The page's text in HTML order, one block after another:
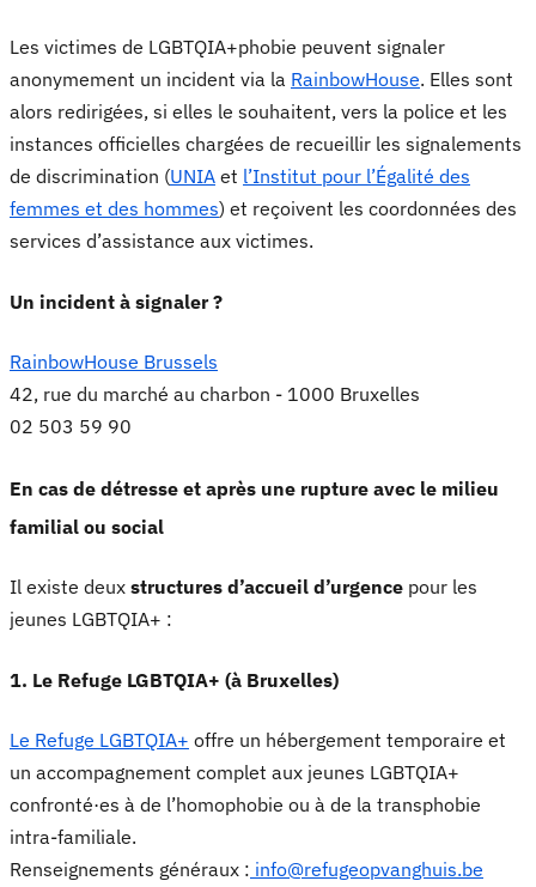
Les victimes de LGBTQIA+phobie peuvent signaler
anonymement un incident via la RainbowHouse. Elles sont
alors redirigées, si elles le souhaitent, vers la police et les
instances officielles chargées de recueillir les signalements
de discrimination (UNIA et l’Institut pour l’Égalité des
femmes et des hommes) et reçoivent les coordonnées des
services d’assistance aux victimes.
Un incident à signaler ?
RainbowHouse Brussels
42, rue du marché au charbon - 1000 Bruxelles
02 503 59 90
En cas de détresse et après une rupture avec le milieu
familial ou social
Il existe deux structures d’accueil d’urgence pour les
jeunes LGBTQIA+ :
1. Le Refuge LGBTQIA+ (à Bruxelles)
Le Refuge LGBTQIA+ offre un hébergement temporaire et
un accompagnement complet aux jeunes LGBTQIA+
confronté·es à de l’homophobie ou à de la transphobie
intra-familiale.
Renseignements généraux : info@refugeopvanghuis.be